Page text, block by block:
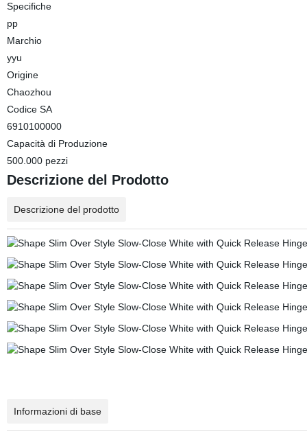
Specifiche
pp
Marchio
yyu
Origine
Chaozhou
Codice SA
6910100000
Capacità di Produzione
500.000 pezzi
Descrizione del Prodotto
Descrizione del prodotto
Informazioni di base